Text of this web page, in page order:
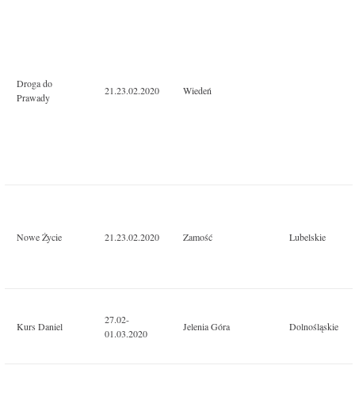
Droga do
Prawady
21.23.02.2020 Wiedeń
Nowe Życie 21.23.02.2020 Zamość Lubelskie
Kurs Daniel
27.02-
01.03.2020
Jelenia Góra Dolnośląskie